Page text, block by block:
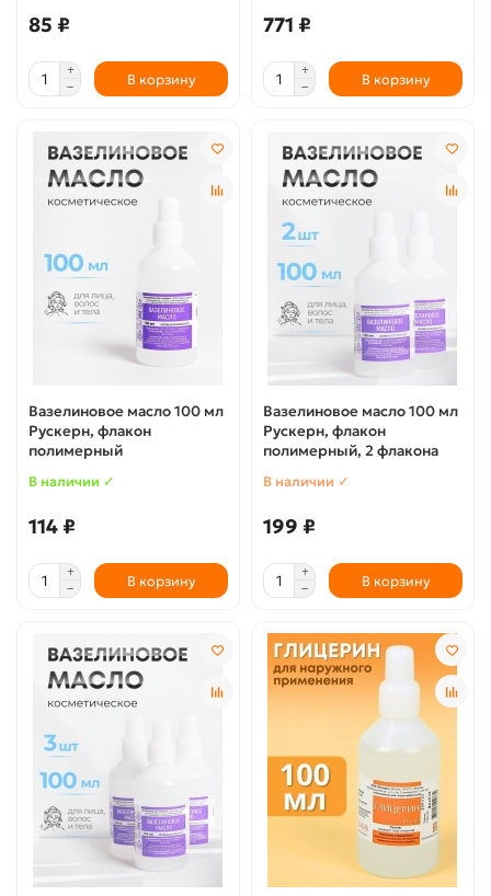
85 ₽
В корзину
771 ₽
В корзину
Вазелиновое масло 100 мл
Рускерн, флакон
полимерный
В наличии ✓
114 ₽
В корзину
Вазелиновое масло 100 мл
Рускерн, флакон
полимерный, 2 флакона
В наличии ✓
199 ₽
В корзину